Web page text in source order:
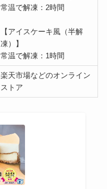
常温で解凍：2時間
【アイスケーキ風（半解
凍）】
常温で解凍：1時間
楽天市場などのオンライン
ストア